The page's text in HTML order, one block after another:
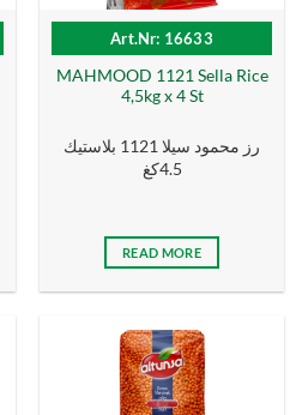
Art.Nr: 16633
MAHMOOD 1121 Sella Rice
4,5kg x 4 St
رز محمود سيلا 1121 بلاستيك
4.5كغ
READ MORE